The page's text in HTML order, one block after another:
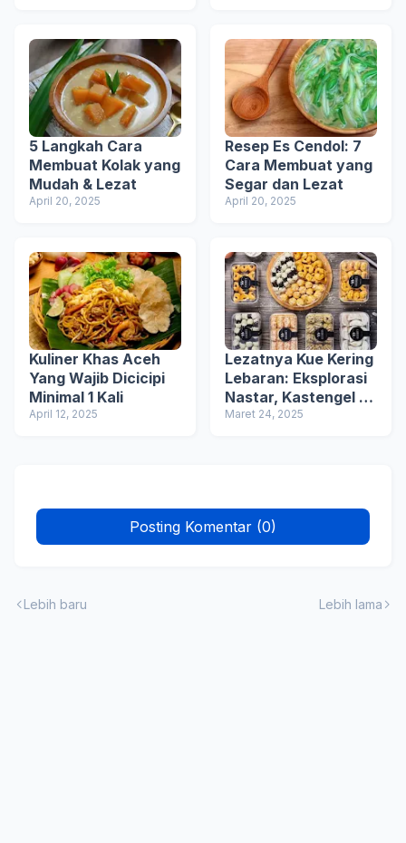
5 Langkah Cara
Membuat Kolak yang
Mudah & Lezat
April 20, 2025
Resep Es Cendol: 7
Cara Membuat yang
Segar dan Lezat
April 20, 2025
Kuliner Khas Aceh
Yang Wajib Dicicipi
Minimal 1 Kali
April 12, 2025
Lezatnya Kue Kering
Lebaran: Eksplorasi
Nastar, Kastengel &
Tradisi
Maret 24, 2025
Posting Komentar (0)
Lebih baru Lebih lama